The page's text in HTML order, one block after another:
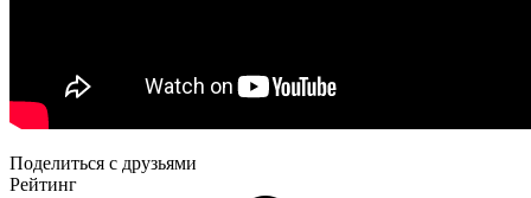
Поделиться с друзьями
Рейтинг